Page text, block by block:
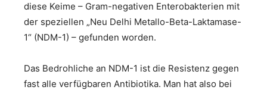
diese Keime – Gram-negativen Enterobakterien mit
der speziellen „Neu Delhi Metallo-Beta-Laktamase-
1“ (NDM-1) – gefunden worden.
Das Bedrohliche an NDM-1 ist die Resistenz gegen
fast alle verfügbaren Antibiotika. Man hat also bei